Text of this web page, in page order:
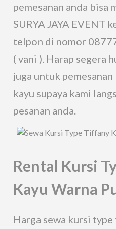
pemesanan anda bisa
SURYA JAYA EVENT
telpon di nomor
( vani ). Harap segera
juga untuk
kayu supaya kami
pesanan anda.
Rental Kursi
Kayu Warna
Harga sewa kursi